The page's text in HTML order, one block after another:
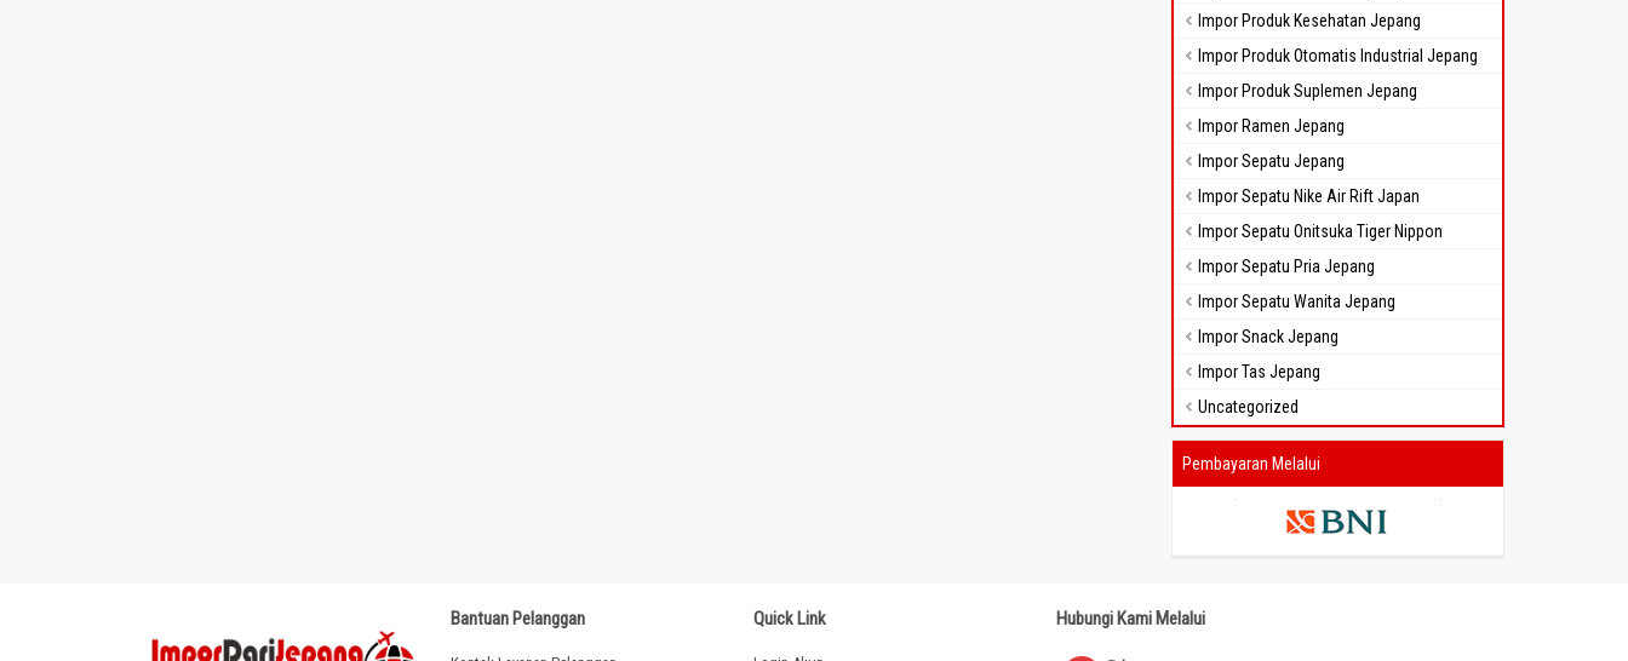
Impor Produk Kesehatan Jepang
Impor Produk Otomatis Industrial Jepang
Impor Produk Suplemen Jepang
Impor Ramen Jepang
Impor Sepatu Jepang
Impor Sepatu Nike Air Rift Japan
Impor Sepatu Onitsuka Tiger Nippon
Impor Sepatu Pria Jepang
Impor Sepatu Wanita Jepang
Impor Snack Jepang
Impor Tas Jepang
Uncategorized
Pembayaran Melalui
Bantuan Pelanggan Quick Link Hubungi Kami Melalui